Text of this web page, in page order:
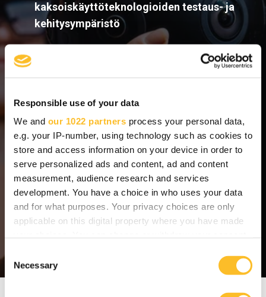
Responsible use of your data
We and our 1022 partners process your personal data,
e.g. your IP-number, using technology such as cookies to
store and access information on your device in order to
serve personalized ads and content, ad and content
measurement, audience research and services
development. You have a choice in who uses your data
and for what purposes. Your privacy choices are only
applicable on this digital property where you have made
the Privacy trigger icon.
Necessary
kaksoiskäyttöteknologioiden testaus- ja
kehitysympäristö
20 000 opiskelijaa ja kansainvälinen
osaajayhteisö vahvistamassa yritysten
Suomen ainoaFotoniikan DI-koulutus
200 metallialan yritystä ja
alihankintakumppania valmistavan
teollisuuden verkostossa
120 000 asukkaan kaupunkiseutu yrityksille